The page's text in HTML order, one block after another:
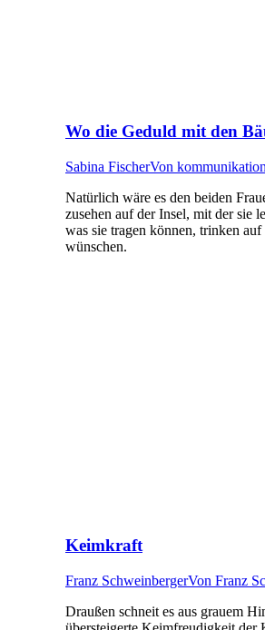
Wo die Geduld mit den
Sabina FischerVon
Natürlich wäre es den beiden
zusehen auf der Insel, mit der sie
was sie tragen können, trinken
wünschen.
Keimkraft
Franz SchweinbergerVon Franz
Draußen schneit es aus grauem